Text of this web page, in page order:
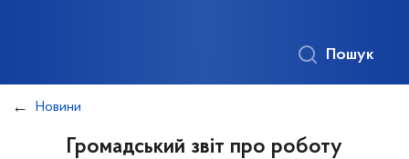
Пошук
Новини
Громадський звіт про роботу